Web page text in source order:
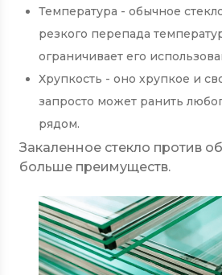
Температура - обычное
резкого перепада
ограничивает его
Хрупкость - оно хрупкое и
запросто может ранить
рядом.
Закаленное стекло против
больше преимуществ.